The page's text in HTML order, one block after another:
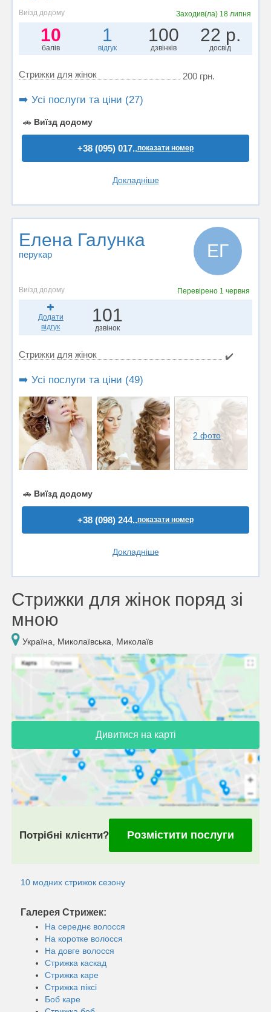
Виїзд додому Заходив(ла) 18 липня
10
балів
1
відгук
100
дзвінків
22 р.
досвід
Стрижки для жінок 200 грн.
➡️ Усі послуги та ціни (27)
🚗 Виїзд додому
+38 (095) 017..показати номер
Докладніше
Елена Галунка
перукар ЕГ
Виїзд додому Перевірено 1 червня
Додати
відгук
101
дзвінок
Стрижки для жінок ✔️
➡️ Усі послуги та ціни (49)
2 фото
🚗 Виїзд додому
+38 (098) 244..показати номер
Докладніше
Стрижки для жінок поряд зі
мною
Україна, Миколаївська, Миколаїв
Дивитися на карті
Потрібні клієнти? Розмістити послуги
10 модних стрижок сезону
Галерея Стрижек:
На середнє волосся
На коротке волосся
На довге волосся
Стрижка каскад
Стрижка каре
Стрижка піксі
Боб каре